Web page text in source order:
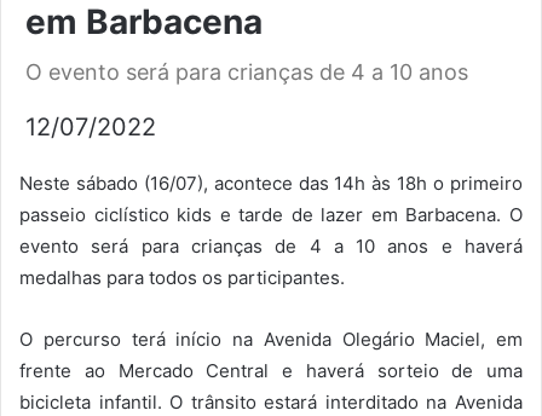
em Barbacena
O evento será para crianças de 4 a 10 anos
12/07/2022
Neste sábado (16/07), acontece das 14h às 18h o primeiro
passeio ciclístico kids e tarde de lazer em Barbacena. O
evento será para crianças de 4 a 10 anos e haverá
medalhas para todos os participantes.
O percurso terá início na Avenida Olegário Maciel, em
frente ao Mercado Central e haverá sorteio de uma
bicicleta infantil. O trânsito estará interditado na Avenida